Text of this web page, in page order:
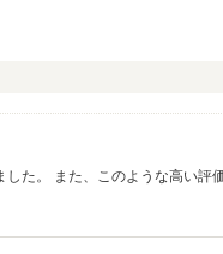
た。 また、このような高い評